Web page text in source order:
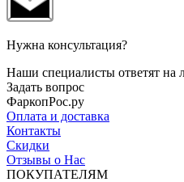
Нужна консультация?
Наши специалисты ответят
Задать вопрос
ФаркопРос.ру
Оплата и доставка
Контакты
Скидки
Отзывы о Нас
ПОКУПАТЕЛЯМ